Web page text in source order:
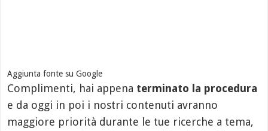
Aggiunta fonte su Google
Complimenti, hai appena terminato la procedura
e da oggi in poi i nostri contenuti avranno
maggiore priorità durante le tue ricerche a tema,